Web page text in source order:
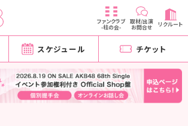
ファンクラブ
-柱の会-
取材/出演
お問合せ リクルート
スケジュール チケット